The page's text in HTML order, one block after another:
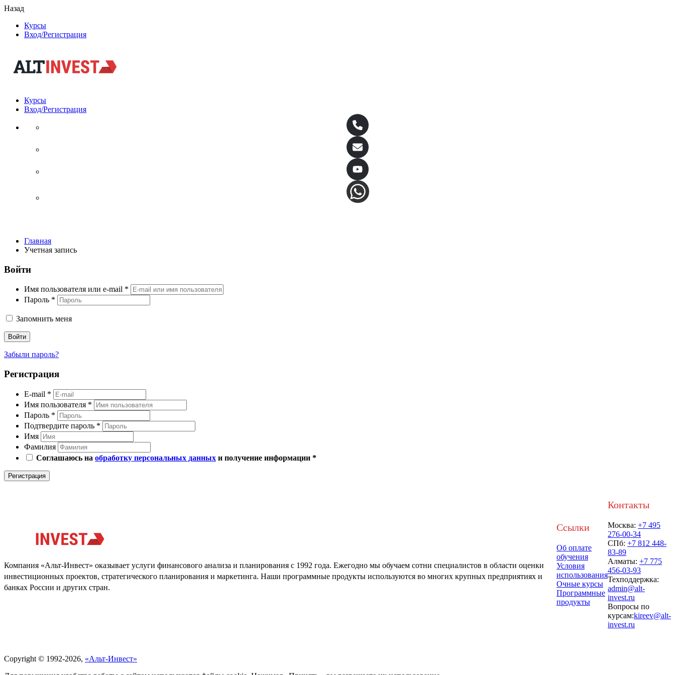
Назад
Курсы
Вход/Регистрация
Курсы
Вход/Регистрация
Главная
Учетная запись
Войти
Имя пользователя или e-mail *
Пароль *
Запомнить меня
Войти
Забыли пароль?
Регистрация
E-mail *
Имя пользователя *
Пароль *
Подтвердите пароль *
Имя
Фамилия
Соглашаюсь на обработку персональных данных и получение информации
Регистрация
Компания «Альт-Инвест» оказывает услуги финансового анализа и планирования с 1992 года. Ежегодно мы обучаем сотни специалистов в области оценки
инвестиционных проектов, стратегического планирования и маркетинга. Наши программные продукты используются во многих крупных предприятиях и
банках России и других стран.
Ссылки
Об оплате
обучения
Условия
использования
Очные курсы
Программные
продукты
Контакты
Москва: +7 495
276-00-34
СПб: +7 812 448-
83-89
Алматы: +7 775
456-03-93
Техподдержка:
admin@alt-
invest.ru
Вопросы по
курсам:kireev@alt-
invest.ru
Copyright © 1992-2026, «Альт-Инвест»